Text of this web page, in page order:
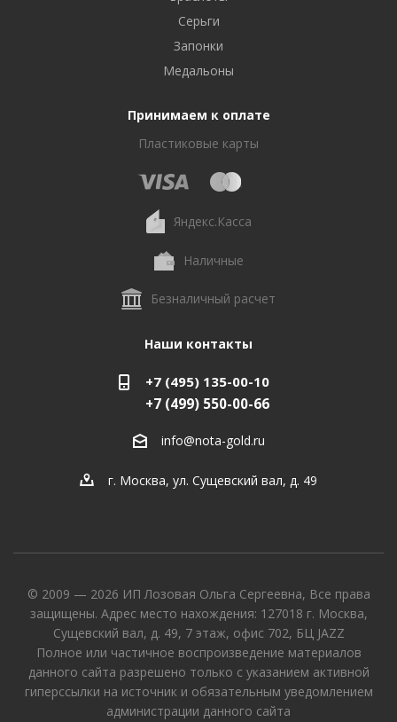
Серьги
Запонки
Медальоны
Принимаем к оплате
Пластиковые карты
Яндекс.Касса
Наличные
Безналичный расчет
Наши контакты
+7 (495) 135-00-10
+7 (499) 550-00-66
info@nota-gold.ru
г. Москва, ул. Сущевский вал, д. 49
© 2009 — 2026 ИП Лозовая Ольга Сергеевна, Все права
защищены. Адрес место нахождения: 127018 г. Москва,
Сущевский вал, д. 49, 7 этаж, офис 702, БЦ JAZZ
Полное или частичное воспроизведение материалов
данного сайта разрешено только с указанием активной
гиперссылки на источник и обязательным уведомлением
администрации данного сайта